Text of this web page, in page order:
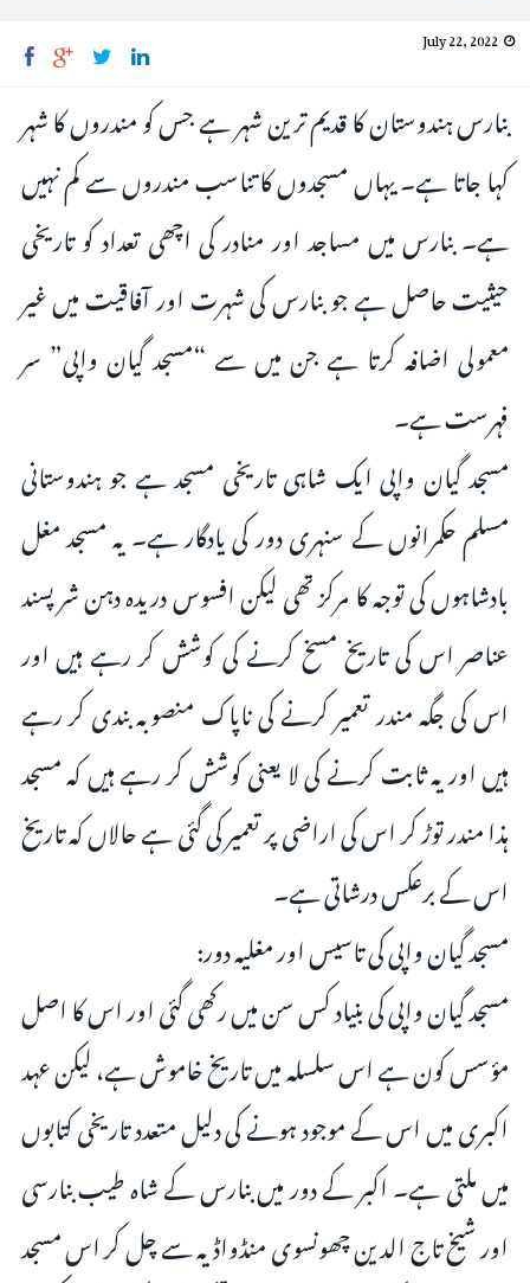
July 22, 2022
بنارس ہندوستان کا قدیم ترین شہر ہے جس کو مندروں کا شہر
کہا جاتا ہے۔ یہاں مسجدوں کا تناسب مندروں سے کم نہیں
ہے۔ بنارس میں مساجد اور منادر کی اچھی تعداد کو تاریخی
حیثیت حاصل ہے جو بنارس کی شہرت اور آفاقیت میں غیر
معمولی اضافہ کرتا ہے جن میں سے “مسجد گیان واپی” سر
فہرست ہے۔
مسجد گیان واپی ایک شاہی تاریخی مسجد ہے جو ہندوستانی
مسلم حکمرانوں کے سنہری دور کی یادگار ہے۔ یہ مسجد مغل
بادشاہوں کی توجہ کا مرکز تھی لیکن افسوس دریدہ دہن شر پسند
عناصر اس کی تاریخ مسخ کرنے کی کوشش کر رہے ہیں اور
اس کی جگہ مندر تعمير کرنے کی ناپاک منصوبہ بندی کر رہے
ہیں اور یہ ثابت کرنے کی لا یعنی کوشش کر رہے ہیں کہ مسجد
ہذا مندر توڑ کر اس کی اراضی پر تعمیر کی گئی ہے حالاں کہ تاریخ
اس کے برعکس درشاتی ہے۔
مسجد گیان واپی کی تاسیس اور مغلیہ دور:
مسجد گیان واپی کی بنیاد کس سن میں رکھی گئی اور اس کا اصل
مؤسس کون ہے اس سلسلہ میں تاریخ خاموش ہے، لیکن عہد
اکبری میں اس کے موجود ہونے کی دلیل متعدد تاریخی کتابوں
میں ملتی ہے۔ اکبر کے دور میں بنارس کے شاہ طیب بنارسی
اور شیخ تاج الدین چھونسوی منڈواڈیہ سے چل کر اس مسجد